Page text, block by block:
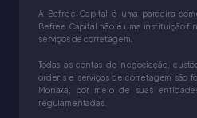
A Befree Capital é uma parceira
Befree Capital não é uma instituição
serviços de corretagem.
Todas as contas de negociação,
ordens e serviços de corretagem são
Monaxa, por meio de suas
regulamentadas.